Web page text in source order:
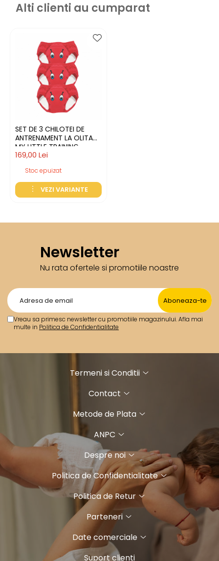
Alti clienti au cumparat
SET DE 3 CHILOTEI DE
ANTRENAMENT LA OLITA
MY LITTLE TRAINING
PANTS, 2-3 ANI,
169,00 Lei
Stoc epuizat
VEZI VARIANTE
Newsletter
Nu rata ofertele si promotiile noastre
Vreau sa primesc newsletter cu promotiile magazinului. Afla mai
multe in Politica de Confidentialitate
Termeni si Conditii
Contact
Metode de Plata
ANPC
Despre noi
Politica de Confidentialitate
Politica de Retur
Parteneri
Date comerciale
Suport clienti